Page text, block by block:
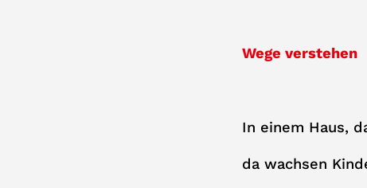
Wege verstehen
In einem Haus,
da wachsen